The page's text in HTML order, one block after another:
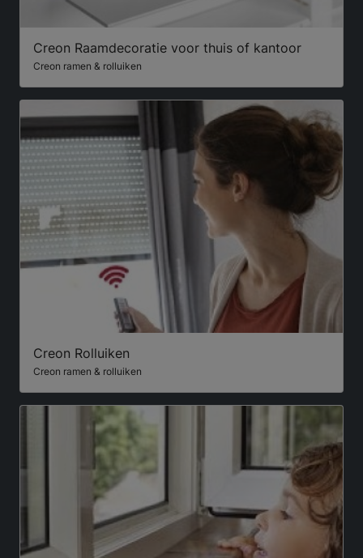
Creon Raamdecoratie voor thuis of kantoor
Creon ramen & rolluiken
Creon Rolluiken
Creon ramen & rolluiken